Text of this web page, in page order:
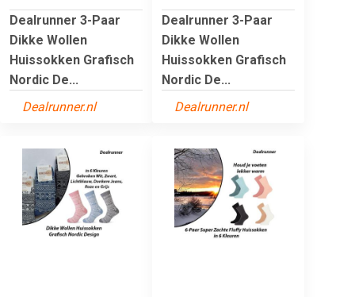
Dealrunner 3-Paar
Dikke Wollen
Huissokken Grafisch
Nordic De...
Dealrunner.nl
Dealrunner 3-Paar
Dikke Wollen
Huissokken Grafisch
Nordic De...
Dealrunner.nl